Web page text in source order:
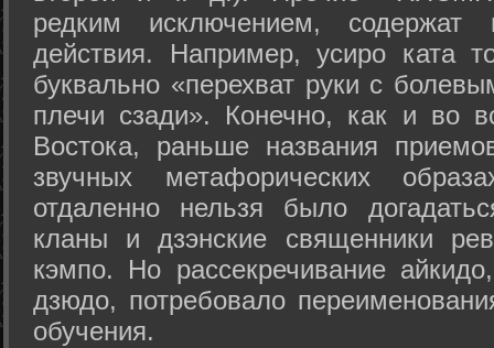
редким исключением, содержат
действия. Например, усиро ката
буквально «перехват руки с
плечи сзади». Конечно, как и во
Востока, раньше названия
звучных метафорических
отдаленно нельзя было
кланы и дзэнские священники
кэмпо. Но рассекречивание
дзюдо, потребовало
обучения.